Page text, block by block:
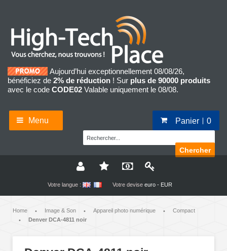
Aujourd’hui exceptionnellement 08/08/26,
bénéficiez de 2% de réduction ! Sur plus de 90000 produits
avec le code CODE02 Valable uniquement le 08/08.
Menu Panier 0
Chercher
Votre langue : Votre devise euro - EUR
Home • Image & Son • Appareil photo numérique •
Compact
•
Denver DCA-4811 noir